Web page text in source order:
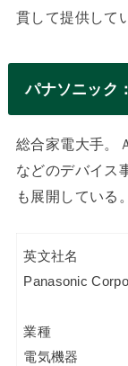
貫して提供して
パナソニック
総合家電大手。
などのデバイス
も展開している。
英文社名
Panasonic
業種
電気機器